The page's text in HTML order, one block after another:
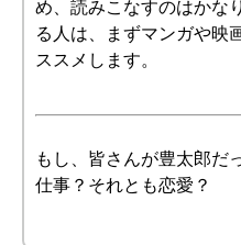
め、読みこなすのはかな
る人は、まずマンガや映
ススメします。
もし、皆さんが豊太郎だ
仕事？それとも恋愛？